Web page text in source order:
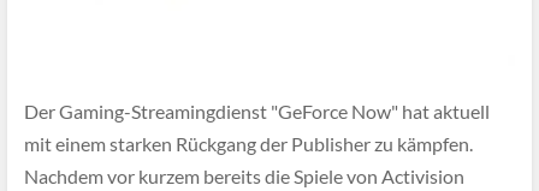
Der Gaming-Streamingdienst "GeForce Now" hat aktuell
mit einem starken Rückgang der Publisher zu kämpfen.
Nachdem vor kurzem bereits die Spiele von Activision